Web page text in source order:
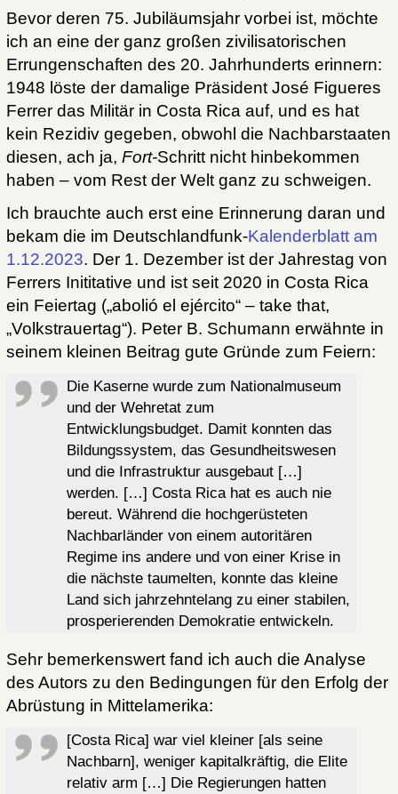
Bevor deren 75. Jubiläumsjahr vorbei ist, möchte
ich an eine der ganz großen zivilisatorischen
Errungenschaften des 20. Jahrhunderts erinnern:
1948 löste der damalige Präsident José Figueres
Ferrer das Militär in Costa Rica auf, und es hat
kein Rezidiv gegeben, obwohl die Nachbarstaaten
diesen, ach ja, Fort-Schritt nicht hinbekommen
haben – vom Rest der Welt ganz zu schweigen.
Ich brauchte auch erst eine Erinnerung daran und
bekam die im Deutschlandfunk-Kalenderblatt am
1.12.2023. Der 1. Dezember ist der Jahrestag von
Ferrers Inititative und ist seit 2020 in Costa Rica
ein Feiertag („abolió el ejército“ – take that,
„Volkstrauertag“). Peter B. Schumann erwähnte in
seinem kleinen Beitrag gute Gründe zum Feiern:
Die Kaserne wurde zum Nationalmuseum
und der Wehretat zum
Entwicklungsbudget. Damit konnten das
Bildungssystem, das Gesundheitswesen
und die Infrastruktur ausgebaut […]
werden. […] Costa Rica hat es auch nie
bereut. Während die hochgerüsteten
Nachbarländer von einem autoritären
Regime ins andere und von einer Krise in
die nächste taumelten, konnte das kleine
Land sich jahrzehntelang zu einer stabilen,
prosperierenden Demokratie entwickeln.
Sehr bemerkenswert fand ich auch die Analyse
des Autors zu den Bedingungen für den Erfolg der
Abrüstung in Mittelamerika:
[Costa Rica] war viel kleiner [als seine
Nachbarn], weniger kapitalkräftig, die Elite
relativ arm […] Die Regierungen hatten